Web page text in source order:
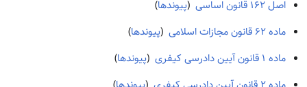
اصل ۱۶۲ قانون اساسی
‏
(پیوندها)
ماده ۶۲ قانون مجازات اسلامی
‏
(پیوندها)
ماده ۱ قانون آیین دادرسی کیفری
‏
(پیوندها)